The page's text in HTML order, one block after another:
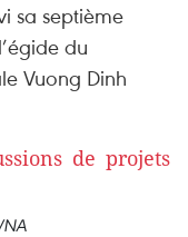
sa septième
du
Vuong Dinh